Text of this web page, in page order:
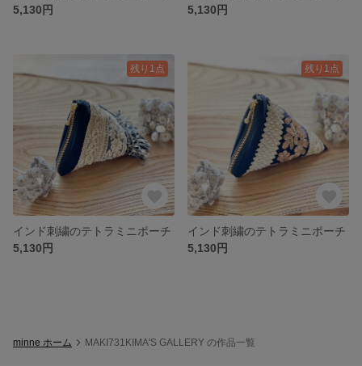
5,130円
5,130円
残り1点
インド刺繍のテトラミニポーチ
5,130円
残り1点
インド刺繍のテトラミニポーチ
5,130円
minne ホーム MAKI731KIMA'S GALLERY の作品一覧